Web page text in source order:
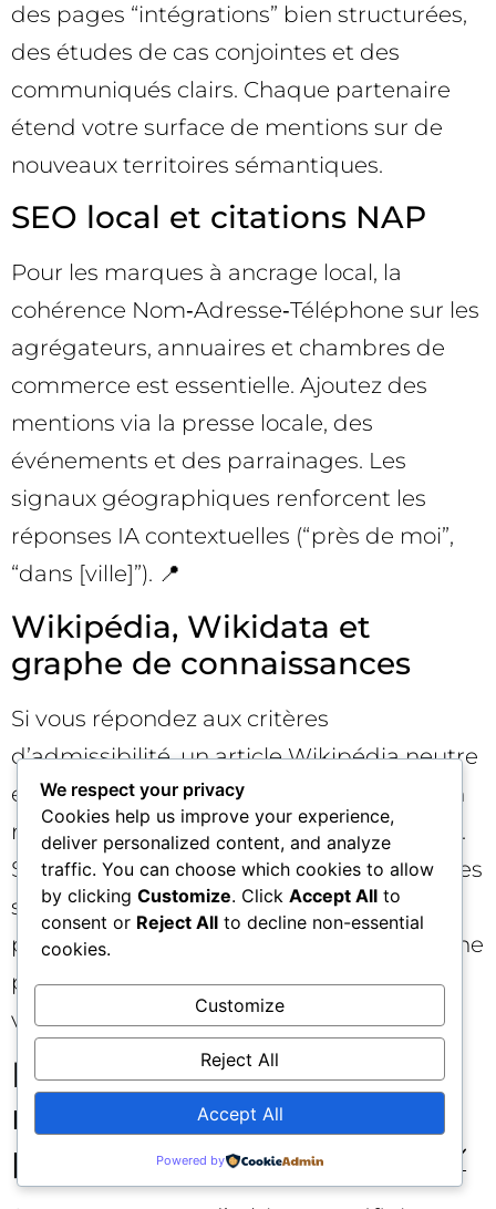
des pages “intégrations” bien structurées,
des études de cas conjointes et des
communiqués clairs. Chaque partenaire
étend votre surface de mentions sur de
nouveaux territoires sémantiques.
SEO local et citations NAP
Pour les marques à ancrage local, la
cohérence Nom‑Adresse‑Téléphone sur les
agrégateurs, annuaires et chambres de
commerce est essentielle. Ajoutez des
mentions via la presse locale, des
événements et des parrainages. Les
signaux géographiques renforcent les
réponses IA contextuelles (“près de moi”,
“dans [ville]”). 📍
Wikipédia, Wikidata et
graphe de connaissances
Si vous répondez aux critères
d’admissibilité, un article Wikipédia neutre
et sourcé, couplé à un item Wikidata bien
rempli, peut aider à stabiliser votre entité.
Si ce n’est pas le cas, alimentez des sources
secondaires de qualité pour, à terme, y
prétendre. L’objectif n’est pas d’obtenir une
page à tout prix, mais de renforcer la
vérifiabilité autour de votre marque.
Mesurer l’impact des
mentions marque et
piloter par les données 📈
We respect your privacy
Cookies help us improve your experience,
deliver personalized content, and analyze
traffic. You can choose which cookies to allow
by clicking Customize. Click Accept All to
consent or Reject All to decline non-essential
cookies.
Customize
Reject All
Accept All
Powered by